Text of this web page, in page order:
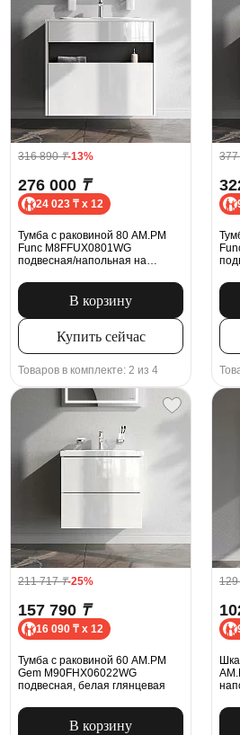
316 890₸-13%
276 000 ₸
24 023 ₸ x 12
Тумба с раковиной 80 AM.PM
Func M8FFUX0801WG
подвесная/напольная на
В корзину
Купить сейчас
Товаров в комплекте: 2 из 4
211 717₸-25%
157 790 ₸
16 090 ₸ x 12
Тумба с раковиной 60 AM.PM
Gem M90FHX06022WG
подвесная, белая глянцевая
В корзину